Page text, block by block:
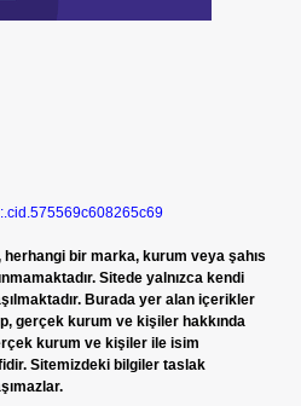
bir marka, kurum veya şahıs
Sitede yalnızca kendi
Burada yer alan içerikler
gerçek kurum ve kişiler hakkında
kurum ve kişiler ile isim
Sitemizdeki bilgiler taslak